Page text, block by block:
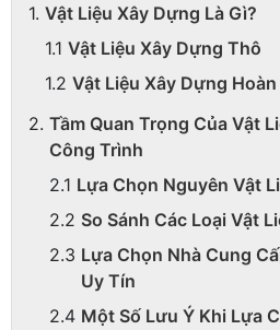
Vật Liệu Xây Dựng Là Gì?
Vật Liệu Xây Dựng Thô
Vật Liệu Xây Dựng
Tầm Quan Trọng Của Vật
Công Trình
Lựa Chọn Nguyên Vật
So Sánh Các Loại Vật
Lựa Chọn Nhà Cung
Uy Tín
Một Số Lưu Ý Khi Lựa